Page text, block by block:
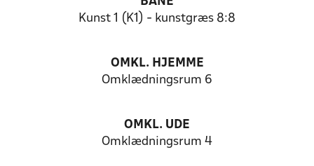
Kunst 1 (K1) - kunstgræs 8:8
OMKL. HJEMME
Omklædningsrum 6
OMKL. UDE
Omklædningsrum 4